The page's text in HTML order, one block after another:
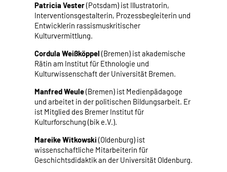
Patricia Vester(Potsdam) ist Illustratorin,
Interventionsgestalterin, Prozessbegleiterin und
Entwicklerin rassismuskritischer
Kulturvermittlung.
Cordula Weißköppel (Bremen) ist akademische
Rätin am Institut für Ethnologie und
Kulturwissenschaft der Universität Bremen.
Manfred Weule(Bremen) ist Medienpädagoge
und arbeitet in der politischen Bildungsarbeit. Er
ist Mitglied des Bremer Institut für
Kulturforschung (bik e.V.).
Mareike Witkowski (Oldenburg) ist
wissenschaftliche Mitarbeiterin für
Geschichtsdidaktik an der Universität Oldenburg.